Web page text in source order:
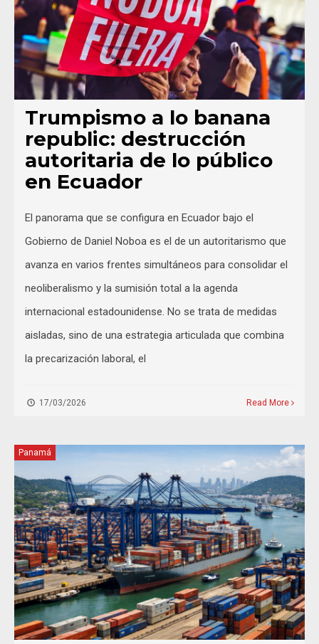
Trumpismo a lo banana
republic: destrucción
autoritaria de lo público
en Ecuador
El panorama que se configura en Ecuador bajo el
Gobierno de Daniel Noboa es el de un autoritarismo que
avanza en varios frentes simultáneos para consolidar el
neoliberalismo y la sumisión total a la agenda
internacional estadounidense. No se trata de medidas
aisladas, sino de una estrategia articulada que combina
la precarización laboral, el
17/03/2026 Read More
Panamá